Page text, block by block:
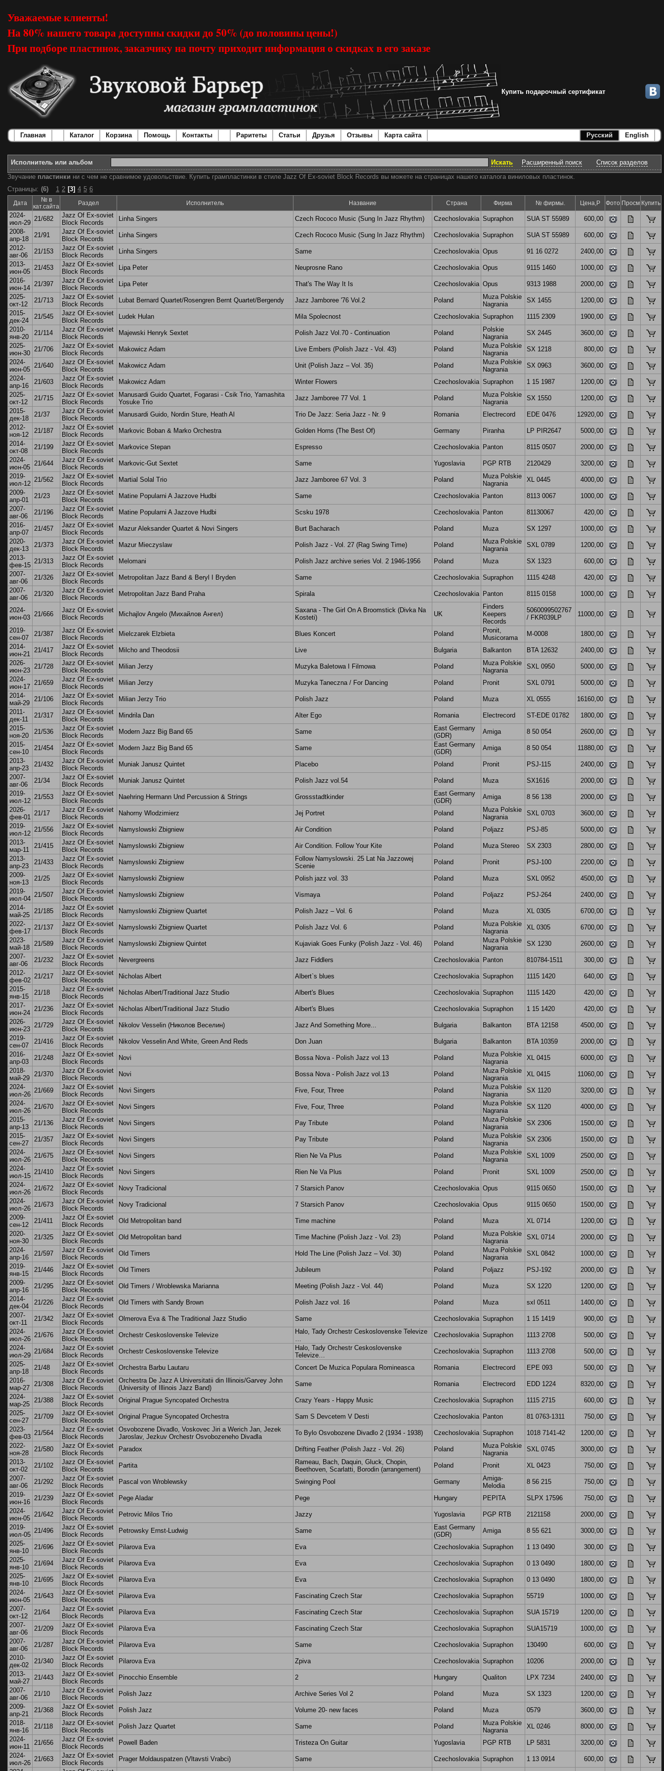
Уважаемые клиенты!
На 80% нашего товара доступны скидки до 50% (до половины цены!)
При подборе пластинок, заказчику на почту приходит информация о скидках в его заказе
Купить подарочный сертификат
Главная Каталог Корзина Помощь Контакты Раритеты Статьи Друзья Отзывы Карта сайта Русский English
Исполнитель или альбом Искать Расширенный поиск
Список разделов
Звучание пластинки ни с чем не сравнимое удовольствие. Купить грампластинки в стиле Jazz Of Ex-soviet Block Records вы можете на страницах нашего каталога виниловых пластинок.
Страницы: (6) 1 2 [3] 4 5 6
Дата
№ в
кат.сайта
Раздел Исполнитель Название Страна Фирма № фирмы. Цена,Р Фото Просм Купить
2024-
июл-29
21/682
Jazz Of Ex-soviet
Block Records
Linha Singers Czech Rococo Music (Sung In Jazz Rhythm) Czechoslovakia Supraphon SUA ST 55989
600,00
2008-
апр-18
21/91
Jazz Of Ex-soviet
Block Records
Linha Singers Czech Rococo Music (Sung In Jazz Rhythm) Czechoslovakia Supraphon SUA ST 55989
600,00
2012-
авг-06
21/153
Jazz Of Ex-soviet
Block Records
Linha Singers Same Czechoslovakia Opus 91 16 0272
2400,00
2013-
июн-05
21/453
Jazz Of Ex-soviet
Block Records
Lipa Peter Neuprosne Rano Czechoslovakia Opus 9115 1460
1000,00
2016-
июн-14
21/397
Jazz Of Ex-soviet
Block Records
Lipa Peter That's The Way It Is Czechoslovakia Opus 9313 1988
2000,00
2025-
окт-12
21/713
Jazz Of Ex-soviet
Block Records
Lubat Bernard Quartet/Rosengren Bernt Quartet/Bergendy Jazz Jamboree '76 Vol.2 Poland
Muza Polskie
Nagrania
SX 1455
1200,00
2015-
дек-24
21/545
Jazz Of Ex-soviet
Block Records
Ludek Hulan Mila Spolecnost Czechoslovakia Supraphon 1115 2309
1900,00
2010-
янв-20
21/114
Jazz Of Ex-soviet
Block Records
Majewski Henryk Sextet Polish Jazz Vol.70 - Continuation Poland
Polskie
Nagrania
SX 2445
3600,00
2025-
июн-30
21/706
Jazz Of Ex-soviet
Block Records
Makowicz Adam Live Embers (Polish Jazz - Vol. 43) Poland
Muza Polskie
Nagrania
SX 1218
800,00
2024-
июн-05
21/640
Jazz Of Ex-soviet
Block Records
Makowicz Adam Unit (Polish Jazz – Vol. 35) Poland
Muza Polskie
Nagrania
SX 0963
3600,00
2024-
апр-16
21/603
Jazz Of Ex-soviet
Block Records
Makowicz Adam Winter Flowers Czechoslovakia Supraphon 1 15 1987
1200,00
2025-
окт-12
21/715
Jazz Of Ex-soviet
Block Records
Manusardi Guido Quartet, Fogarasi - Csik Trio, Yamashita
Yosuke Trio
Jazz Jamboree 77 Vol. 1 Poland
Muza Polskie
Nagrania
SX 1550
1200,00
2015-
дек-18
21/37
Jazz Of Ex-soviet
Block Records
Manusardi Guido, Nordin Sture, Heath Al Trio De Jazz: Seria Jazz - Nr. 9 Romania Electrecord EDE 0476
12920,00
2012-
ноя-12
21/187
Jazz Of Ex-soviet
Block Records
Markovic Boban & Marko Orchestra Golden Horns (The Best Of) Germany Piranha LP PIR2647
5000,00
2014-
окт-08
21/199
Jazz Of Ex-soviet
Block Records
Markovice Stepan Espresso Czechoslovakia Panton 8115 0507
2000,00
2024-
июн-05
21/644
Jazz Of Ex-soviet
Block Records
Markovic-Gut Sextet Same Yugoslavia PGP RTB 2120429
3200,00
2019-
июл-12
21/562
Jazz Of Ex-soviet
Block Records
Martial Solal Trio Jazz Jamboree 67 Vol. 3 Poland
Muza Polskie
Nagrania
XL 0445
4000,00
2009-
апр-01
21/23
Jazz Of Ex-soviet
Block Records
Matine Popularni A Jazzove Hudbi Same Czechoslovakia Panton 8113 0067
1000,00
2007-
авг-06
21/196
Jazz Of Ex-soviet
Block Records
Matine Popularni A Jazzove Hudbi Scsku 1978 Czechoslovakia Panton 81130067
420,00
2016-
апр-07
21/457
Jazz Of Ex-soviet
Block Records
Mazur Aleksander Quartet & Novi Singers Burt Bacharach Poland Muza SX 1297
1000,00
2020-
дек-13
21/373
Jazz Of Ex-soviet
Block Records
Mazur Mieczyslaw Polish Jazz - Vol. 27 (Rag Swing Time) Poland
Muza Polskie
Nagrania
SXL 0789
1200,00
2013-
фев-15
21/313
Jazz Of Ex-soviet
Block Records
Melomani Polish Jazz archive series Vol. 2 1946-1956 Poland Muza SX 1323
600,00
2007-
авг-06
21/326
Jazz Of Ex-soviet
Block Records
Metropolitan Jazz Band & Beryl I Bryden Same Czechoslovakia Supraphon 1115 4248
420,00
2007-
авг-06
21/320
Jazz Of Ex-soviet
Block Records
Metropolitan Jazz Band Praha Spirala Czechoslovakia Panton 8115 0158 1000,00
2024-
июн-03 21/666
Jazz Of Ex-soviet
Block Records
Michajlov Angelo (Михайлов Ангел)
Saxana - The Girl On A Broomstick (Divka Na
Kosteti)
UK
Finders
Keepers
Records
5060099502767
/ FKR039LP
11000,00
2019-
сен-07
21/387
Jazz Of Ex-soviet
Block Records
Mielczarek Elzbieta Blues Koncert Poland
Pronit,
Musicorama
M-0008
1800,00
2014-
июн-21
21/417
Jazz Of Ex-soviet
Block Records
Milcho and Theodosii Live Bulgaria Balkanton BTA 12632
2400,00
2026-
июн-23
21/728
Jazz Of Ex-soviet
Block Records
Milian Jerzy Muzyka Baletowa I Filmowa Poland
Muza Polskie
Nagrania
SXL 0950
5000,00
2024-
июн-17
21/659
Jazz Of Ex-soviet
Block Records
Milian Jerzy Muzyka Taneczna / For Dancing Poland Pronit SXL 0791
5000,00
2014-
май-29
21/106
Jazz Of Ex-soviet
Block Records
Milian Jerzy Trio Polish Jazz Poland Muza XL 0555
16160,00
2011-
дек-11
21/317
Jazz Of Ex-soviet
Block Records
Mindrila Dan Alter Ego Romania Electrecord ST-EDE 01782
1800,00
2015-
ноя-20
21/536
Jazz Of Ex-soviet
Block Records
Modern Jazz Big Band 65 Same
East Germany
(GDR)
Amiga 8 50 054
2600,00
2015-
сен-10
21/454
Jazz Of Ex-soviet
Block Records
Modern Jazz Big Band 65 Same
East Germany
(GDR)
Amiga 8 50 054
11880,00
2013-
апр-23
21/432
Jazz Of Ex-soviet
Block Records
Muniak Janusz Quintet Placebo Poland Pronit PSJ-115
2400,00
2007-
авг-06
21/34
Jazz Of Ex-soviet
Block Records
Muniak Janusz Quintet Polish Jazz vol.54 Poland Muza SX1616
2000,00
2019-
июл-12
21/553
Jazz Of Ex-soviet
Block Records
Naehring Hermann Und Percussion & Strings Grossstadtkinder
East Germany
(GDR)
Amiga 8 56 138
2000,00
2026-
фев-01
21/17
Jazz Of Ex-soviet
Block Records
Nahorny Wlodzimierz Jej Portret Poland
Muza Polskie
Nagrania
SXL 0703
3600,00
2019-
июл-12
21/556
Jazz Of Ex-soviet
Block Records
Namyslowski Zbigniew Air Condition Poland Poljazz PSJ-85
5000,00
2013-
мар-11
21/415
Jazz Of Ex-soviet
Block Records
Namyslowski Zbigniew Air Condition. Follow Your Kite Poland Muza Stereo SX 2303
2800,00
2013-
апр-23
21/433
Jazz Of Ex-soviet
Block Records
Namyslowski Zbigniew
Follow Namyslowski. 25 Lat Na Jazzowej
Scenie
Poland Pronit PSJ-100
2200,00
2009-
ноя-13
21/25
Jazz Of Ex-soviet
Block Records
Namyslowski Zbigniew Polish jazz vol. 33 Poland Muza SXL 0952
4500,00
2019-
июл-04
21/507
Jazz Of Ex-soviet
Block Records
Namyslowski Zbigniew Vismaya Poland Poljazz PSJ-264
2400,00
2014-
май-25
21/185
Jazz Of Ex-soviet
Block Records
Namyslowski Zbigniew Quartet Polish Jazz – Vol. 6 Poland Muza XL 0305
6700,00
2022-
фев-17
21/137
Jazz Of Ex-soviet
Block Records
Namyslowski Zbigniew Quartet Polish Jazz Vol. 6 Poland
Muza Polskie
Nagrania
XL 0305
6700,00
2023-
май-18
21/589
Jazz Of Ex-soviet
Block Records
Namyslowski Zbigniew Quintet Kujaviak Goes Funky (Polish Jazz - Vol. 46) Poland
Muza Polskie
Nagrania
SX 1230
2600,00
2007-
авг-06
21/232
Jazz Of Ex-soviet
Block Records
Nevergreens Jazz Fiddlers Czechoslovakia Panton 810784-1511
300,00
2012-
фев-02
21/217
Jazz Of Ex-soviet
Block Records
Nicholas Albert Albert`s blues Czechoslovakia Supraphon 1115 1420
640,00
2015-
янв-15
21/18
Jazz Of Ex-soviet
Block Records
Nicholas Albert/Traditional Jazz Studio Albert's Blues Czechoslovakia Supraphon 1115 1420
420,00
2017-
июн-24
21/236
Jazz Of Ex-soviet
Block Records
Nicholas Albert/Traditional Jazz Studio Albert's Blues Czechoslovakia Supraphon 1 15 1420
420,00
2026-
июн-23
21/729
Jazz Of Ex-soviet
Block Records
Nikolov Vesselin (Николов Веселин) Jazz And Something More... Bulgaria Balkanton ВТА 12158
4500,00
2019-
сен-07
21/416
Jazz Of Ex-soviet
Block Records
Nikolov Vesselin And White, Green And Reds Don Juan Bulgaria Balkanton BTA 10359
2000,00
2016-
апр-03
21/248
Jazz Of Ex-soviet
Block Records
Novi Bossa Nova - Polish Jazz vol.13 Poland
Muza Polskie
Nagrania
XL 0415
6000,00
2018-
май-29
21/370
Jazz Of Ex-soviet
Block Records
Novi Bossa Nova - Polish Jazz vol.13 Poland
Muza Polskie
Nagrania
XL 0415
11060,00
2024-
июл-26
21/669
Jazz Of Ex-soviet
Block Records
Novi Singers Five, Four, Three Poland
Muza Polskie
Nagrania
SX 1120
3200,00
2024-
июл-26
21/670
Jazz Of Ex-soviet
Block Records
Novi Singers Five, Four, Three Poland
Muza Polskie
Nagrania
SX 1120
4000,00
2015-
апр-13
21/136
Jazz Of Ex-soviet
Block Records
Novi Singers Pay Tribute Poland
Muza Polskie
Nagrania
SX 2306
1500,00
2015-
сен-27
21/357
Jazz Of Ex-soviet
Block Records
Novi Singers Pay Tribute Poland
Muza Polskie
Nagrania
SX 2306
1500,00
2024-
июл-26
21/675
Jazz Of Ex-soviet
Block Records
Novi Singers Rien Ne Va Plus Poland
Muza Polskie
Nagrania
SXL 1009
2500,00
2024-
июл-15
21/410
Jazz Of Ex-soviet
Block Records
Novi Singers Rien Ne Va Plus Poland Pronit SXL 1009
2500,00
2024-
июл-26
21/672
Jazz Of Ex-soviet
Block Records
Novy Tradicional 7 Starsich Panov Czechoslovakia Opus 9115 0650
1500,00
2024-
июл-26
21/673
Jazz Of Ex-soviet
Block Records
Novy Tradicional 7 Starsich Panov Czechoslovakia Opus 9115 0650
1500,00
2009-
сен-12
21/411
Jazz Of Ex-soviet
Block Records
Old Metropolitan band Time machine Poland Muza XL 0714
1200,00
2020-
ноя-30
21/325
Jazz Of Ex-soviet
Block Records
Old Metropolitan band Time Machine (Polish Jazz - Vol. 23) Poland
Muza Polskie
Nagrania
SXL 0714
2000,00
2024-
апр-16
21/597
Jazz Of Ex-soviet
Block Records
Old Timers Hold The Line (Polish Jazz – Vol. 30) Poland
Muza Polskie
Nagrania
SXL 0842
1000,00
2019-
янв-15
21/446
Jazz Of Ex-soviet
Block Records
Old Timers Jubileum Poland Poljazz PSJ-192
2000,00
2009-
апр-16
21/295
Jazz Of Ex-soviet
Block Records
Old Timers / Wroblewska Marianna Meeting (Polish Jazz - Vol. 44) Poland Muza SX 1220
1200,00
2014-
дек-04
21/226
Jazz Of Ex-soviet
Block Records
Old Timers with Sandy Brown Polish Jazz vol. 16 Poland Muza sxl 0511
1400,00
2007-
окт-11
21/342
Jazz Of Ex-soviet
Block Records
Olmerova Eva & The Traditional Jazz Studio Same Czechoslovakia Supraphon 1 15 1419
900,00
2024-
июл-26
21/676
Jazz Of Ex-soviet
Block Records
Orchestr Ceskoslovenske Televize
Halo, Tady Orchestr Ceskoslovenske Televize
…
Czechoslovakia Supraphon 1113 2708
500,00
2024-
июл-29
21/684
Jazz Of Ex-soviet
Block Records
Orchestr Ceskoslovenske Televize
Halo, Tady Orchestr Ceskoslovenske
Televize…
Czechoslovakia Supraphon 1113 2708
500,00
2025-
апр-18
21/48
Jazz Of Ex-soviet
Block Records
Orchestra Barbu Lautaru Concert De Muzica Populara Romineasca Romania Electrecord EPE 093
500,00
2016-
мар-27
21/308
Jazz Of Ex-soviet
Block Records
Orchestra De Jazz A Universitatii din Illinois/Garvey John
(University of Illinois Jazz Band)
Same Romania Electrecord EDD 1224
8320,00
2024-
мар-25
21/388
Jazz Of Ex-soviet
Block Records
Original Prague Syncopated Orchestra Crazy Years - Happy Music Czechoslovakia Supraphon 1115 2715
600,00
2025-
сен-27
21/709
Jazz Of Ex-soviet
Block Records
Original Prague Syncopated Orchestra Sam S Devcetem V Desti Czechoslovakia Panton 81 0763-1311
750,00
2023-
фев-03
21/564
Jazz Of Ex-soviet
Block Records
Osvobozene Divadlo, Voskovec Jiri a Werich Jan, Jezek
Jaroslav, Jezkuv Orchestr Osvobozeneho Divadla
To Bylo Osvobozene Divadlo 2 (1934 - 1938) Czechoslovakia Supraphon 1018 7141-42
1200,00
2022-
ноя-28
21/580
Jazz Of Ex-soviet
Block Records
Paradox Drifting Feather (Polish Jazz - Vol. 26) Poland
Muza Polskie
Nagrania
SXL 0745
3000,00
2013-
окт-02
21/102
Jazz Of Ex-soviet
Block Records
Partita
Rameau, Bach, Daquin, Gluck, Chopin,
Beethoven, Scarlatti, Borodin (arrangement)
Poland Pronit XL 0423
750,00
2007-
авг-06
21/292
Jazz Of Ex-soviet
Block Records
Pascal von Wroblewsky Swinging Pool Germany
Amiga-
Melodia
8 56 215
750,00
2019-
июн-16
21/239
Jazz Of Ex-soviet
Block Records
Pege Aladar Pege Hungary PEPITA SLPX 17596
750,00
2024-
июн-05
21/642
Jazz Of Ex-soviet
Block Records
Petrovic Milos Trio Jazzy Yugoslavia PGP RTB 2121158
2000,00
2019-
июл-05
21/496
Jazz Of Ex-soviet
Block Records
Petrowsky Ernst-Ludwig Same
East Germany
(GDR)
Amiga 8 55 621
3000,00
2025-
янв-10
21/696
Jazz Of Ex-soviet
Block Records
Pilarova Eva Eva Czechoslovakia Supraphon 1 13 0490
300,00
2025-
янв-10
21/694
Jazz Of Ex-soviet
Block Records
Pilarova Eva Eva Czechoslovakia Supraphon 0 13 0490
1800,00
2025-
янв-10
21/695
Jazz Of Ex-soviet
Block Records
Pilarova Eva Eva Czechoslovakia Supraphon 0 13 0490
1800,00
2024-
июн-05
21/643
Jazz Of Ex-soviet
Block Records
Pilarova Eva Fascinating Czech Star Czechoslovakia Supraphon 55719
1000,00
2007-
окт-12
21/64
Jazz Of Ex-soviet
Block Records
Pilarova Eva Fascinating Czech Star Czechoslovakia Supraphon SUA 15719
1200,00
2007-
авг-06
21/209
Jazz Of Ex-soviet
Block Records
Pilarova Eva Fascinating Czech Star Czechoslovakia Supraphon SUA15719
1000,00
2007-
авг-06
21/287
Jazz Of Ex-soviet
Block Records
Pilarova Eva Same Czechoslovakia Supraphon 130490
600,00
2010-
дек-02
21/340
Jazz Of Ex-soviet
Block Records
Pilarova Eva Zpiva Czechoslovakia Supraphon 10206
2000,00
2013-
май-27
21/443
Jazz Of Ex-soviet
Block Records
Pinocchio Ensemble 2 Hungary Qualiton LPX 7234
2400,00
2007-
авг-06
21/10
Jazz Of Ex-soviet
Block Records
Polish Jazz Archive Series Vol 2 Poland Muza SX 1323
1200,00
2009-
апр-21
21/368
Jazz Of Ex-soviet
Block Records
Polish Jazz Volume 20- new faces Poland Muza 0579
3600,00
2018-
янв-16
21/118
Jazz Of Ex-soviet
Block Records
Polish Jazz Quartet Same Poland
Muza Polskie
Nagrania
XL 0246
8000,00
2024-
июн-11
21/656
Jazz Of Ex-soviet
Block Records
Powell Baden Tristeza On Guitar Yugoslavia PGP RTB LP 5831
3200,00
2024-
июл-26
21/663
Jazz Of Ex-soviet
Block Records
Prager Moldauspatzen (Vltavsti Vrabci) Same Czechoslovakia Supraphon 1 13 0914
600,00